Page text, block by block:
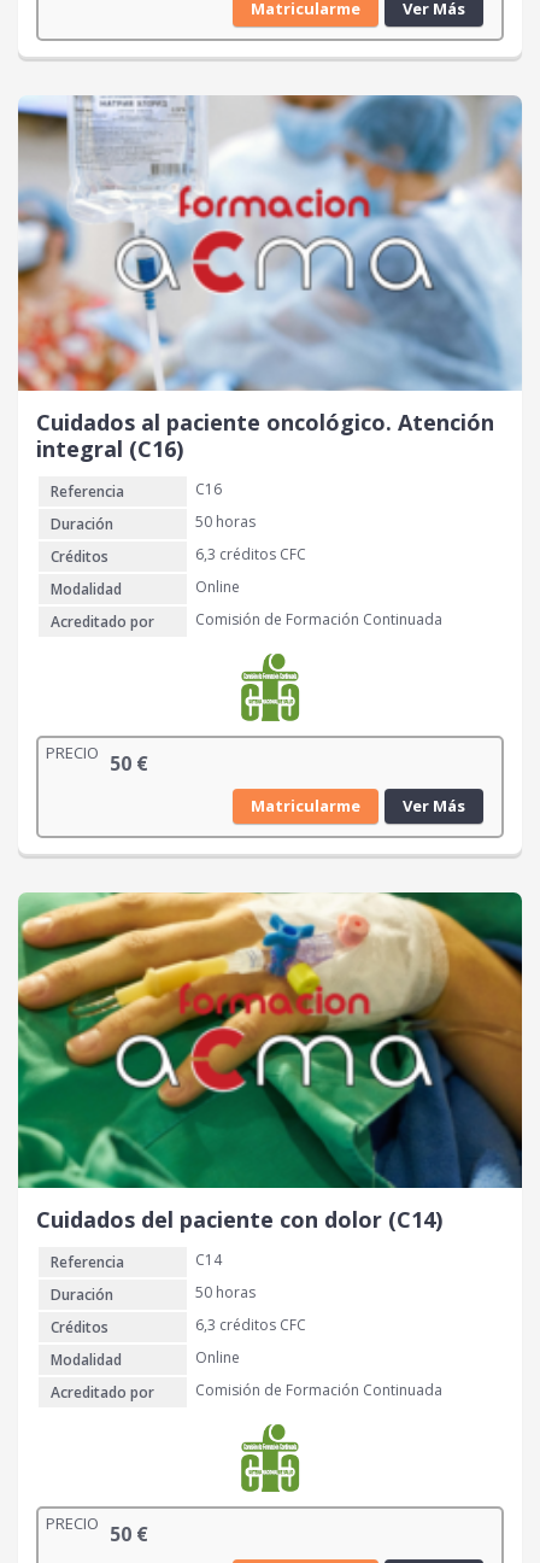
Matricularme Ver Más
Cuidados al paciente oncológico. Atención
integral (C16)
Referencia
C16
Duración
50 horas
Créditos
6,3 créditos CFC
Modalidad
Online
Acreditado por
Comisión de Formación Continuada
PRECIO 50 €
Matricularme Ver Más
Cuidados del paciente con dolor (C14)
Referencia
C14
Duración
50 horas
Créditos
6,3 créditos CFC
Modalidad
Online
Acreditado por
Comisión de Formación Continuada
PRECIO 50 €